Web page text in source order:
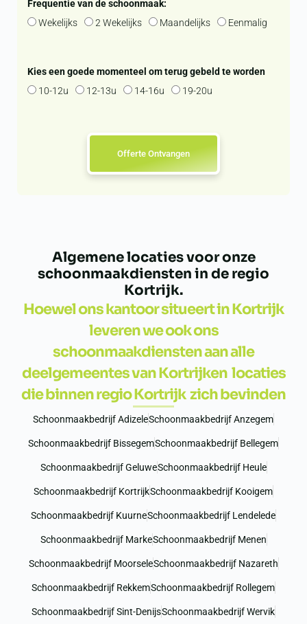
Frequentie van de schoonmaak:
Wekelijks
2 Wekelijks Maandelijks Eenmalig
Kies een goede momenteel om terug gebeld te worden
10-12u
12-13u 14-16u 19-20u
Offerte Ontvangen
Algemene locaties voor onze
schoonmaakdiensten in de regio
Kortrijk.
Hoewel ons kantoor situeert in Kortrijk
leveren we ook ons
schoonmaakdiensten aan alle
deelgemeentes van Kortrijken locaties
die binnen regio Kortrijk zich bevinden
Schoonmaakbedrijf AdizeleSchoonmaakbedrijf Anzegem
Schoonmaakbedrijf BissegemSchoonmaakbedrijf Bellegem
Schoonmaakbedrijf GeluweSchoonmaakbedrijf Heule
Schoonmaakbedrijf KortrijkSchoonmaakbedrijf Kooigem
Schoonmaakbedrijf KuurneSchoonmaakbedrijf Lendelede
Schoonmaakbedrijf MarkeSchoonmaakbedrijf Menen
Schoonmaakbedrijf MoorseleSchoonmaakbedrijf Nazareth
Schoonmaakbedrijf RekkemSchoonmaakbedrijf Rollegem
Schoonmaakbedrijf Sint-DenijsSchoonmaakbedrijf Wervik